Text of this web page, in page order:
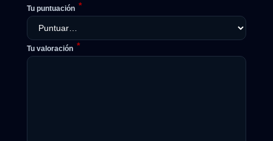
Tu puntuación *
Tu valoración *